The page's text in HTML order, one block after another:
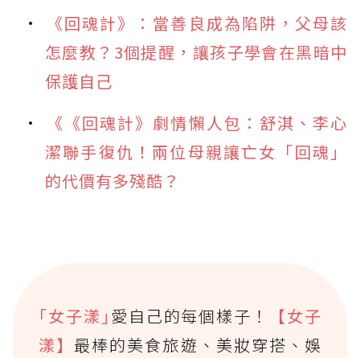
《回魂計》：當善良成為陷阱，父母該
怎麼教？3個提醒，讓孩子學會在黑暗中
保護自己
《《回魂計》劇情懶人包：舒淇、李心
潔聯手復仇！兩位母親讓亡女「回魂」
的代價有多殘酷？
｢女子漾｣ 愛自己的每個樣子！
【女子
漾】最棒的美食旅遊、美妝穿搭、娛